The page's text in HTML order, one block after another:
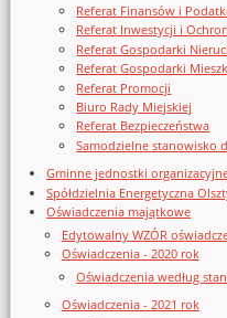
Referat Finansów i
Referat Inwestycji i
Referat Gospodarki
Referat Gospodarki
Referat Promocji
Biuro Rady Miejskiej
Referat Bezpieczeństwa
Samodzielne stanowisko
Gminne jednostki
Spółdzielnia Energetyczna
Oświadczenia majątkowe
Edytowalny WZÓR
Oświadczenia - 2020 rok
Oświadczenia według
Oświadczenia - 2021 rok